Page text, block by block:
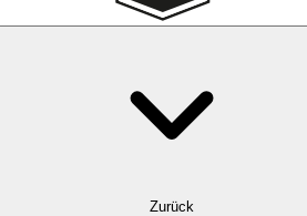
Zurück